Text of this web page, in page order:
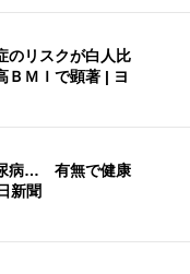
のリスクが白人比
ＢＭＩで顕著 | ヨ
病… 有無で健康
新聞